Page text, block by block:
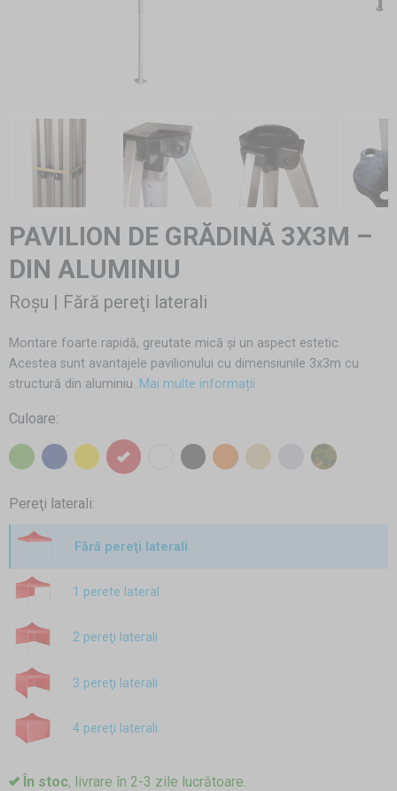
PAVILION DE GRĂDINĂ 3X3M –
DIN ALUMINIU
Roșu | Fără pereţi laterali
Montare foarte rapidă, greutate mică și un aspect estetic.
Acestea sunt avantajele pavilionului cu dimensiunile 3x3m cu
structură din aluminiu. Mai multe informații
Culoare:
Pereţi laterali:
Fără pereţi laterali
1 perete lateral
2 pereţi laterali
3 pereţi laterali
4 pereţi laterali
În stoc, livrare în 2-3 zile lucrătoare.